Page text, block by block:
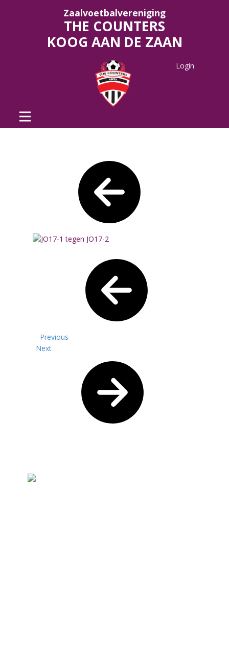
Zaalvoetbalvereniging
THE COUNTERS
KOOG AAN DE ZAAN
Login
Previous
Next